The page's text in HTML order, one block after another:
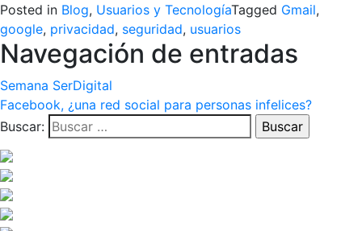
Posted in Blog, Usuarios y TecnologíaTagged Gmail,
google, privacidad, seguridad, usuarios
Navegación de entradas
Semana SerDigital
Facebook, ¿una red social para personas infelices?
Buscar: